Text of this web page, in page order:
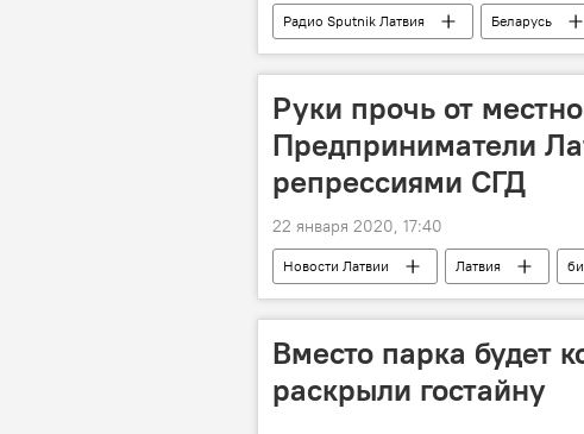
Радио Sputnik Латвия Беларусь
Россия
порт Балтия
Руки прочь от
Предприниматели
репрессиями СГД
22 января 2020, 17:40
Новости Латвии Латвия
Вместо парка будет
раскрыли гостайну